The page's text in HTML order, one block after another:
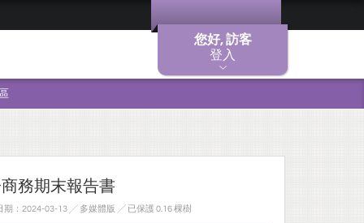
您好, 訪客
登入
務期末報告書
：2024-03-13 ╱ 多媒體版 ╱ 已保護 0.16 棵樹